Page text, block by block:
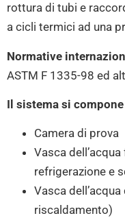
rottura di tubi e
a cicli termici ad una
Normative
ASTM F 1335-98 ed
Il sistema si
Camera di prova
Vasca
refrigerazione e
Vasca
riscaldamento)